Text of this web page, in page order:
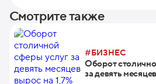
Смотрите также
#БИЗНЕС
Оборот
за девять